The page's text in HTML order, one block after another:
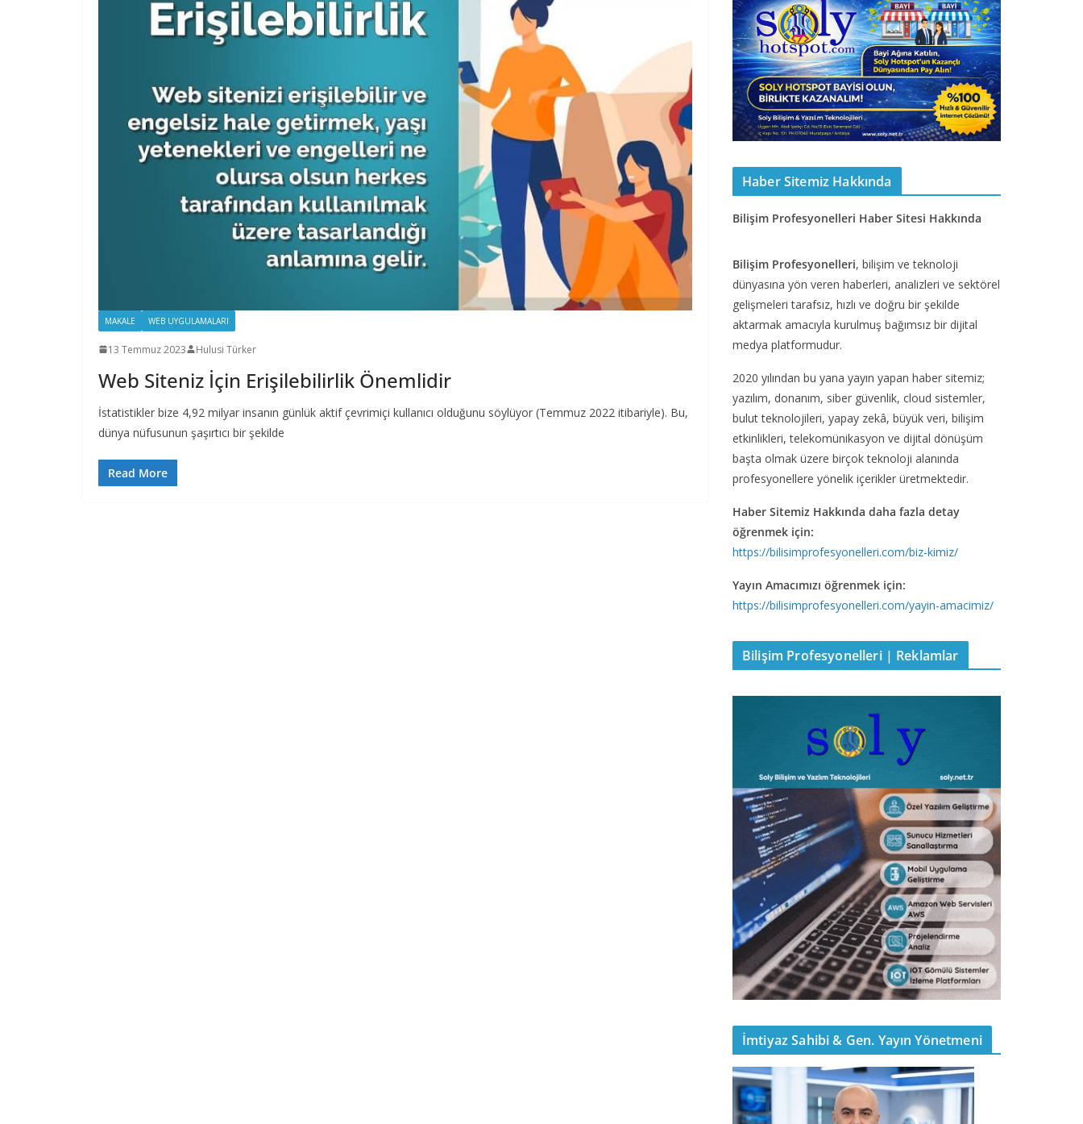
MAKALE WEB UYGULAMALARI
13 Temmuz 2023 Hulusi Türker
Web Siteniz İçin Erişilebilirlik Önemlidir
İstatistikler bize 4,92 milyar insanın günlük aktif çevrimiçi kullanıcı olduğunu söylüyor (Temmuz 2022 itibariyle). Bu,
dünya nüfusunun şaşırtıcı bir şekilde
Read More
Haber Sitemiz Hakkında
Bilişim Profesyonelleri Haber Sitesi Hakkında
Bilişim Profesyonelleri, bilişim ve teknoloji
dünyasına yön veren haberleri, analizleri ve sektörel
gelişmeleri tarafsız, hızlı ve doğru bir şekilde
aktarmak amacıyla kurulmuş bağımsız bir dijital
medya platformudur.
2020 yılından bu yana yayın yapan haber sitemiz;
yazılım, donanım, siber güvenlik, cloud sistemler,
bulut teknolojileri, yapay zekâ, büyük veri, bilişim
etkinlikleri, telekomünikasyon ve dijital dönüşüm
başta olmak üzere birçok teknoloji alanında
profesyonellere yönelik içerikler üretmektedir.
Haber Sitemiz Hakkında daha fazla detay
öğrenmek için:
https://bilisimprofesyonelleri.com/biz-kimiz/
Yayın Amacımızı öğrenmek için:
https://bilisimprofesyonelleri.com/yayin-amacimiz/
Bilişim Profesyonelleri | Reklamlar
İmtiyaz Sahibi & Gen. Yayın Yönetmeni